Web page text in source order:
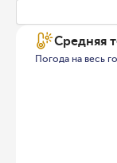
Средняя
Погода на весь